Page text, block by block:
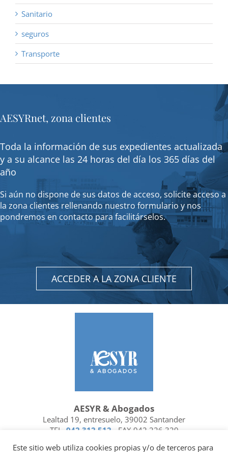
Sanitario
seguros
Transporte
AESYRnet, zona clientes
Toda la información de sus expedientes actualizada
y a su alcance las 24 horas del día los 365 días del
año
Si aún no dispone de sus datos de acceso, solicite acceso a
la zona clientes rellenando nuestro formulario y nos
pondremos en contacto para facilitárselos.
ACCEDER A LA ZONA CLIENTE
AESYR & Abogados
Lealtad 19, entresuelo, 39002 Santander
TEL. 942 312 512 - FAX 942 226 329
Este sitio web utiliza cookies propias y/o de terceros para